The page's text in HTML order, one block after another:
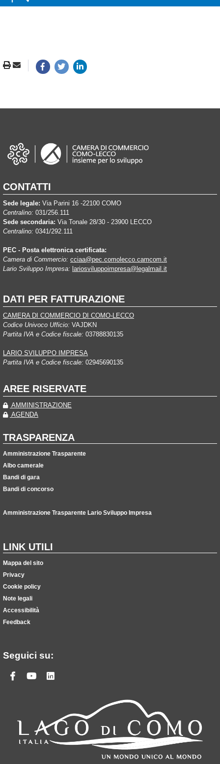
CONTATTI
Sede legale: Via Parini 16 -22100 COMO
Centralino: 031/256.111
Sede secondaria: Via Tonale 28/30 - 23900 LECCO
Centralino: 0341/292.111
PEC - Posta elettronica certificata:
Camera di Commercio: cciaa@pec.comolecco.camcom.it
Lario Sviluppo Impresa: lariosviluppoimpresa@legalmail.it
DATI PER FATTURAZIONE
CAMERA DI COMMERCIO DI COMO-LECCO
Codice Univoco Ufficio: VAJDKN
Partita IVA e Codice fiscale: 03788830135
LARIO SVILUPPO IMPRESA
Partita IVA e Codice fiscale: 02945690135
AREE RISERVATE
AMMINISTRAZIONE
AGENDA
TRASPARENZA
Amministrazione Trasparente
Albo camerale
Bandi di gara
Bandi di concorso
Amministrazione Trasparente Lario Sviluppo Impresa
LINK UTILI
Mappa del sito
Privacy
Cookie policy
Note legali
Accessibilità
Feedback
Seguici su:
Facebook
Youtube